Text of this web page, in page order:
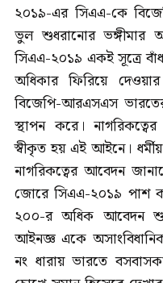
২০১৯-এর সিএএ-কে
ভুল শুধরানোর ভঙ্গীমার
সিএএ-২০১৯ একই সূত্রে
অধিকার ফিরিয়ে
বিজেপি-আরএসএস ভারতের
স্থাপন করে।
স্বীকৃত হয় এই আইনে।
নাগরিকত্বের আবেদন
জোরে সিএএ-২০১৯ পাশ
২০০-র অধিক আবেদন
আইনজ্ঞ একে
নং ধারায় ভারতে